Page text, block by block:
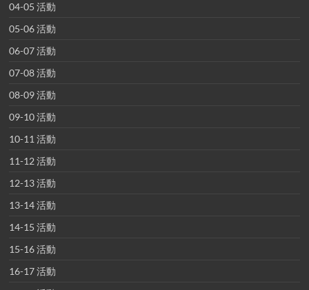
04-05 活動
05-06 活動
06-07 活動
07-08 活動
08-09 活動
09-10 活動
10-11 活動
11-12 活動
12-13 活動
13-14 活動
14-15 活動
15-16 活動
16-17 活動